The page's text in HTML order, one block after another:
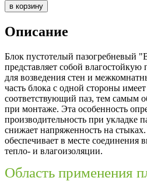
в корзину
Описание
Блок пустотелый пазогребневый
представляет собой
для возведения стен и
часть блока с одной стороны
соответствующий паз, тем самым
при монтаже. Эта особенность
производительность при укладке
снижает напряженность на
обеспечивает в месте соединения
тепло- и влагоизоляции.
Область применения